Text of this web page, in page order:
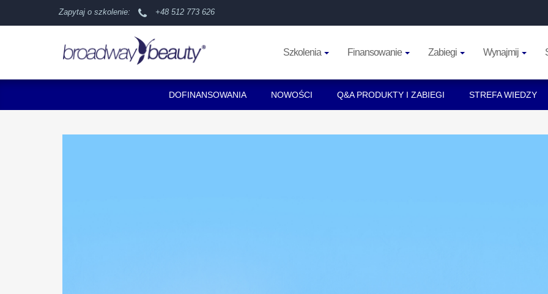
Zapytaj o szkolenie: +48 512 773 626
Szkolenia Finansowanie Zabiegi Wynajmij
DOFINANSOWANIA NOWOŚCI Q&A PRODUKTY I ZABIEGI STREFA WIEDZY